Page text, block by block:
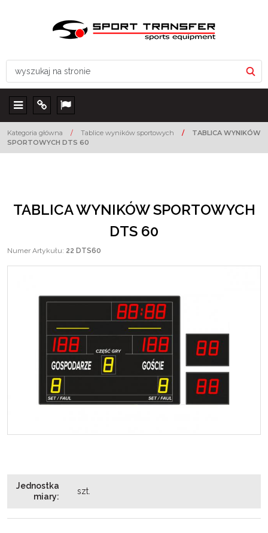
Menu Info Lang
Kategoria główna / Tablice wyników sportowych /
TABLICA WYNIKÓW
SPORTOWYCH DTS 60
TABLICA WYNIKÓW SPORTOWYCH
DTS 60
Numer Artykułu: 22 DTS60
Jednostka
miary:
szt.